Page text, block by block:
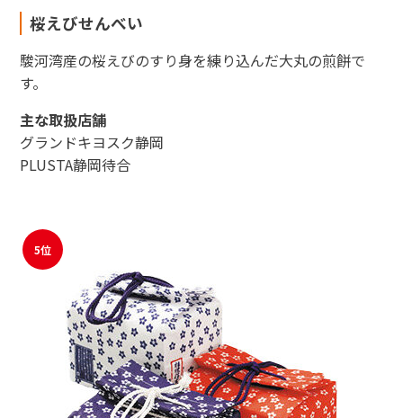
桜えびせんべい
駿河湾産の桜えびのすり身を練り込んだ大丸の煎餅で
す。
主な取扱店舗
グランドキヨスク静岡
PLUSTA静岡待合
5位